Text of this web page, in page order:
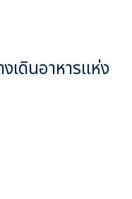
เดินอาหารแห่ง